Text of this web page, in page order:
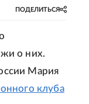
ПОДЕЛИТЬСЯ
о них.
Мария
клуба